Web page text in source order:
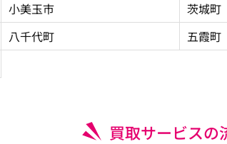
小美玉市 茨城町
八千代町 五霞町
買取サービスの